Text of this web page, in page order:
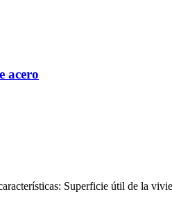
acero
Superficie útil de la